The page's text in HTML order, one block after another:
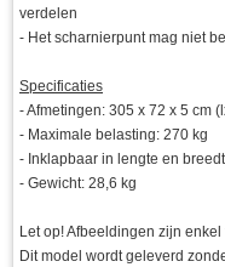
verdelen
- Het scharnierpunt mag niet
Specificaties
- Afmetingen: 305 x 72 x 5 cm
- Maximale belasting: 270 kg
- Inklapbaar in lengte en
- Gewicht: 28,6 kg
Let op! Afbeeldingen zijn
Dit model wordt geleverd